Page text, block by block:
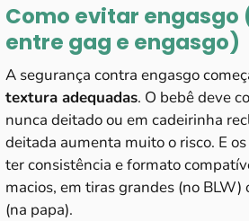
Como evitar engasgo
entre gag e engasgo)
A segurança contra engasgo
textura adequadas. O bebê deve
nunca deitado ou em cadeirinha
deitada aumenta muito o risco. E
ter consistência e formato
macios, em tiras grandes (no BLW)
(na papa).